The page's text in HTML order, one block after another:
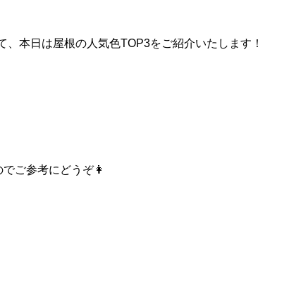
、本日は屋根の人気色TOP3をご紹介いたします！
ご参考にどうぞ👩